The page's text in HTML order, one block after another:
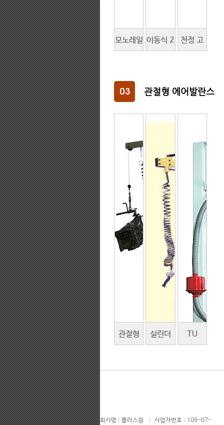
모노레일
(500M
이동식 2
(500D
천정 고
동식 관
TYPE)
관절형 에어발란스
관절형 실린더 TU
회사명 : 플러스원 │ 사업자번호 : 109-07-